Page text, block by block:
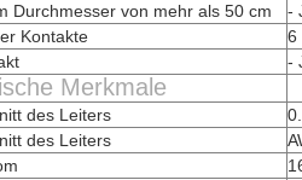
Durchmesser von mehr als 50 cm
-
Kontakte
6
-
Merkmale
des Leiters
des Leiters